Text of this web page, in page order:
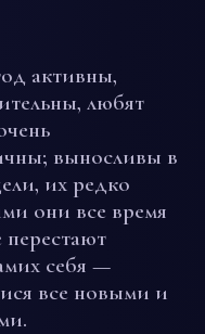
активны,
любят
выносливы в
их редко
они все время
себя —
все новыми и